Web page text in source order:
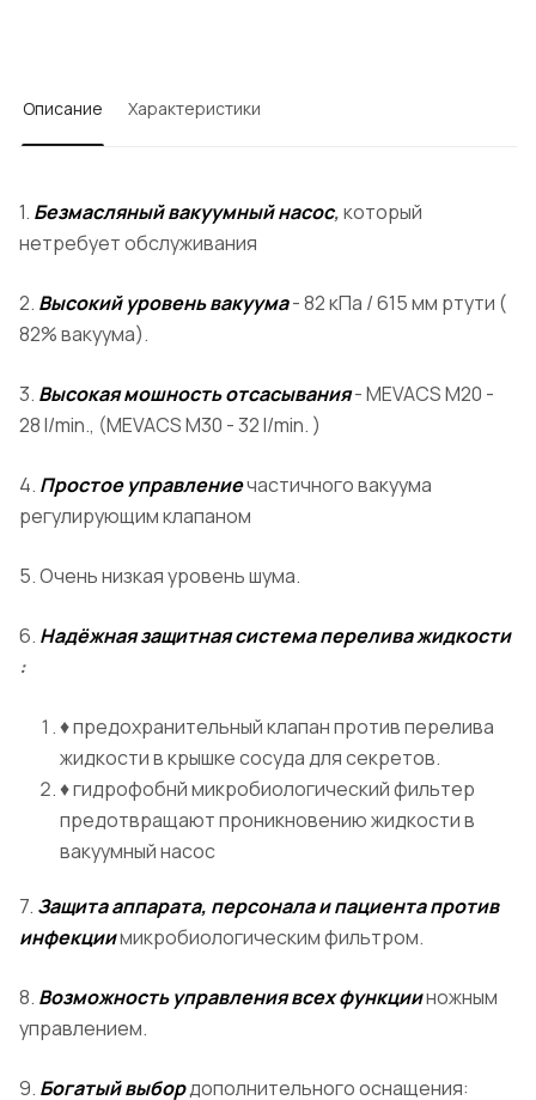
Описание Характеристики
1. Безмасляный вакуумный насос,который
нетребует обслуживания
2. Высокий уровень вакуума- 82 кПа / 615 мм ртути (
82% вакуума).
3. Высокая мошность отсасывания- MEVACS M20 -
28 l/min., (MEVACS M30 - 32 l/min. )
4. Простое управлениечастичного вакуума
регулирующим клапаном
5. Очень низкая уровень шума.
6. Надёжная защитная система перелива жидкости
:
♦ предохранительный клапан против перелива
жидкости в крышке сосуда для секретов.
♦ гидрофобнй микробиологический фильтер
предотвращают проникновению жидкости в
вакуумный насос
7. Защита аппарата, персонала и пациента против
инфекциимикробиологическим фильтром.
8. Возможность управления всех функцииножным
управлением.
9. Богатый выбордополнительного оснащения: